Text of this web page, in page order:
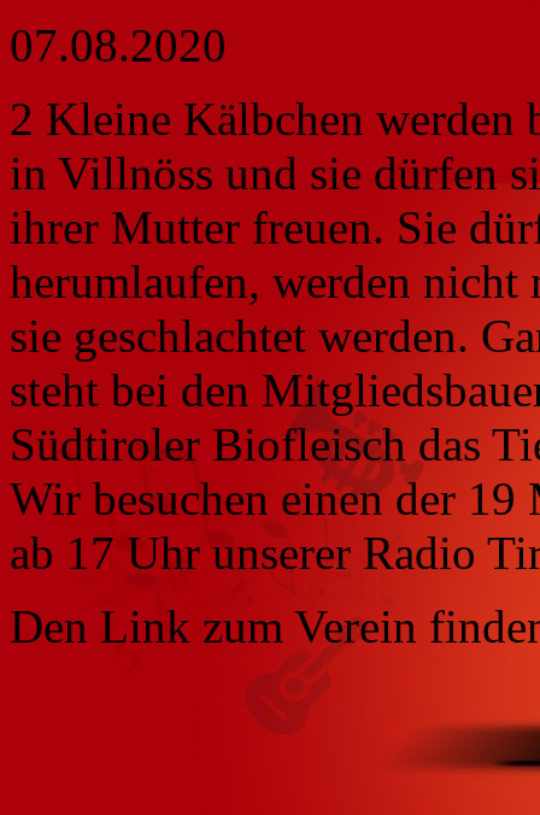
07.08.2020
2 Kleine Kälbchen werden
in Villnöss und sie dürfen
ihrer Mutter freuen. Sie
herumlaufen, werden
sie geschlachtet werden.
steht bei den
Südtiroler Biofleisch das
Wir besuchen einen der
ab 17 Uhr unserer Radio
Den Link zum Verein